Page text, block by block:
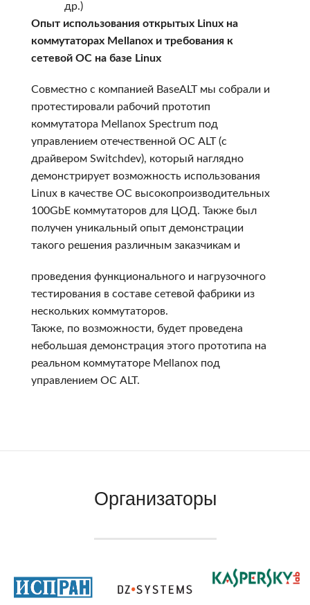
др.)
Опыт использования открытых Linux на
коммутаторах Mellanox и требования к
сетевой ОС на базе Linux
Совместно с компанией BaseALT мы собрали и
протестировали рабочий прототип
коммутатора Mellanox Spectrum под
управлением отечественной ОС ALT (с
драйвером Switchdev), который наглядно
демонстрирует возможность использования
Linux в качестве ОС высокопроизводительных
100GbE коммутаторов для ЦОД. Также был
получен уникальный опыт демонстрации
такого решения различным заказчикам и
проведения функционального и нагрузочного
тестирования в составе сетевой фабрики из
нескольких коммутаторов.
Также, по возможности, будет проведена
небольшая демонстрация этого прототипа на
реальном коммутаторе Mellanox под
управлением ОС ALT.
Организаторы